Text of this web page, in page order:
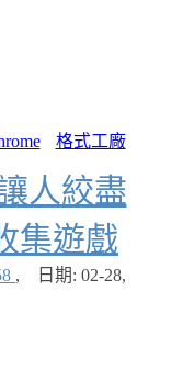
格式工廠
人絞盡
集遊戲
, 日期: 02-28,